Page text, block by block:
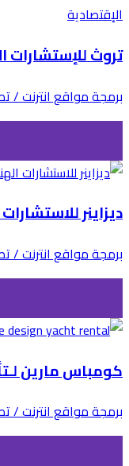
تروث للإستشارات
برمجة مواقع انترنت /
ديزاينر
برمجة مواقع انترنت /
كومباس مارين
برمجة مواقع انترنت /